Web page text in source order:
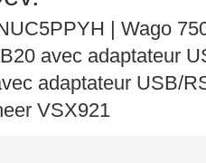
| Wago
avec adaptateur
adaptateur USB/
VSX921